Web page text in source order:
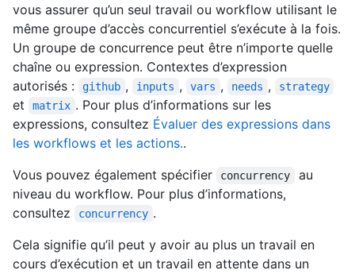
vous assurer qu’un seul travail ou workflow utilisant le
même groupe d’accès concurrentiel s’exécute à la fois.
Un groupe de concurrence peut être n’importe quelle
chaîne ou expression. Contextes d’expression
autorisés :
github , inputs , vars , needs , strategy
et matrix . Pour plus d’informations sur les
expressions, consultez Évaluer des expressions dans
les workflows et les actions..
Vous pouvez également spécifier
concurrency
au
niveau du workflow. Pour plus d’informations,
consultez
concurrency .
Cela signifie qu’il peut y avoir au plus un travail en
cours d’exécution et un travail en attente dans un